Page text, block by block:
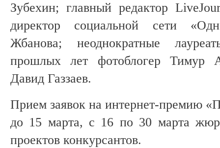
Зубехин; главный редактор
директор социальной сети
Жбанова; неоднократные
прошлых лет фотоблогер Тимур
Давид Газзаев.
Прием заявок на интернет-премию
до 15 марта, с 16 по 30 марта
проектов конкурсантов.